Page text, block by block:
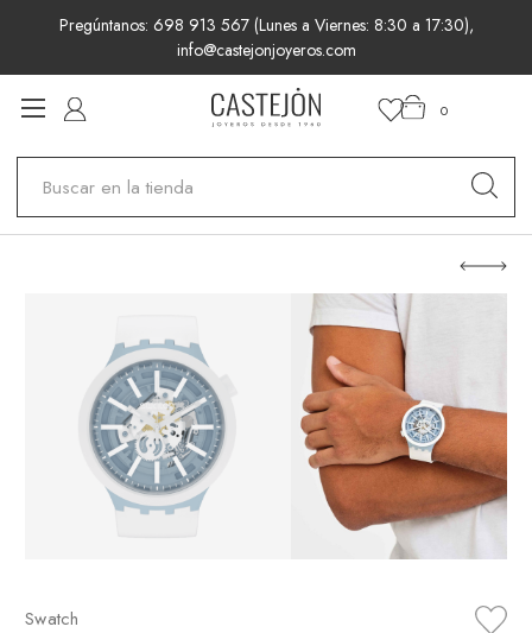
Pregúntanos: 698 913 567 (Lunes a Viernes: 8:30 a 17:30),
info@castejonjoyeros.com
0
Swatch